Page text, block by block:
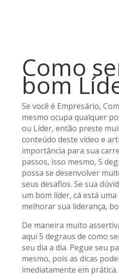
Como
bom
Se você é Empresário,
mesmo ocupa qualquer
ou Líder, então preste
conteúdo deste vídeo e
importância para sua
passos, isso mesmo, 5
possa se desenvolver
seus desafios. Se sua
um bom líder, cá está
melhorar sua liderança,
De maneira muito
aqui 5 degraus de como
seu dia a dia. Pegue seu
mesmo, pois as dicas
imediatamente em prática.